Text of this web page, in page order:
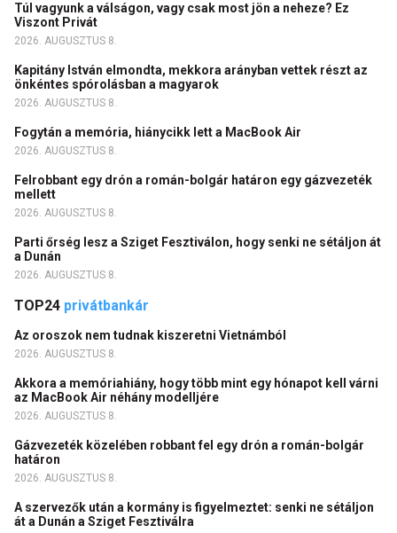
Túl vagyunk a válságon, vagy csak most jön a neheze? Ez
Viszont Privát
2026. AUGUSZTUS 8.
Kapitány István elmondta, mekkora arányban vettek részt az
önkéntes spórolásban a magyarok
2026. AUGUSZTUS 8.
Fogytán a memória, hiánycikk lett a MacBook Air
2026. AUGUSZTUS 8.
Felrobbant egy drón a román-bolgár határon egy gázvezeték
mellett
2026. AUGUSZTUS 8.
Parti őrség lesz a Sziget Fesztiválon, hogy senki ne sétáljon át
a Dunán
2026. AUGUSZTUS 8.
TOP24 privátbankár
Az oroszok nem tudnak kiszeretni Vietnámból
2026. AUGUSZTUS 8.
Akkora a memóriahiány, hogy több mint egy hónapot kell várni
az MacBook Air néhány modelljére
2026. AUGUSZTUS 8.
Gázvezeték közelében robbant fel egy drón a román-bolgár
határon
2026. AUGUSZTUS 8.
A szervezők után a kormány is figyelmeztet: senki ne sétáljon
át a Dunán a Sziget Fesztiválra